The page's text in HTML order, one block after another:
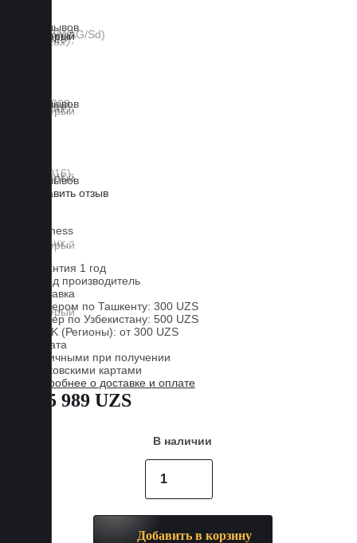
0 отзывов
0 отзывов
0 отзывов
Оставить отзыв
Business
Гарантия 1 год
Завод производитель
Доставка
Курьером по Ташкенту: 300 UZS
Курьер по Узбекистану: 500 UZS
CDEK (Регионы): от 300 UZS
Оплата
Наличными при получении
Банковскими картами
Подробнее о доставке и оплате
885 989 UZS
В наличии
Добавить в корзину